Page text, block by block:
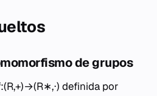
de grupos
definida por